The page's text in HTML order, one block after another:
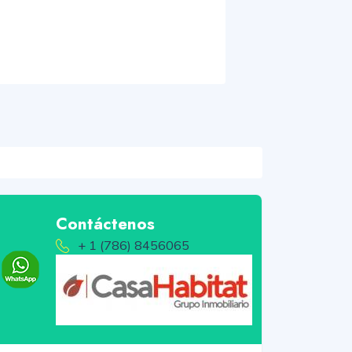
Contáctenos
+ 1 (786) 8456065